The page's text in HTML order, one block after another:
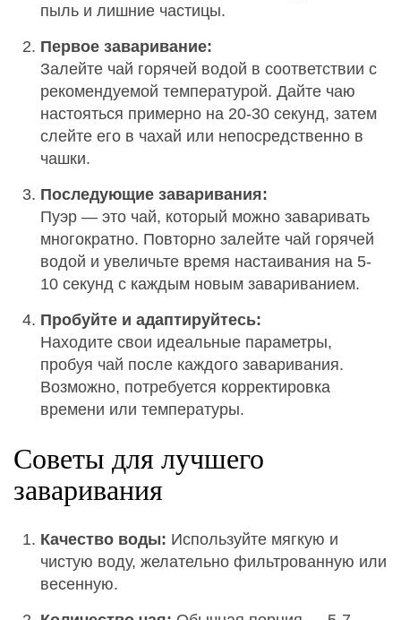
пыль и лишние частицы.
Первое заваривание:
Залейте чай горячей водой в соответствии с
рекомендуемой температурой. Дайте чаю
настояться примерно на 20-30 секунд, затем
слейте его в чахай или непосредственно в
чашки.
Последующие заваривания:
Пуэр — это чай, который можно заваривать
многократно. Повторно залейте чай горячей
водой и увеличьте время настаивания на 5-
10 секунд с каждым новым завариванием.
Пробуйте и адаптируйтесь:
Находите свои идеальные параметры,
пробуя чай после каждого заваривания.
Возможно, потребуется корректировка
времени или температуры.
Советы для лучшего
заваривания
Качество воды: Используйте мягкую и
чистую воду, желательно фильтрованную или
весенную.